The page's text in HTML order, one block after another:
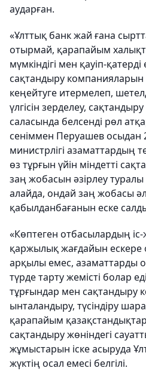
аударған.
«Ұлттық банк жай ғана
отырмай, қарапайым
мүмкіндігі мен қауіп-
сақтандыру компанияларын
кеңейтуге итермелеп,
үлгісін зерделеу,
саласында белсенді рөл
сеніммен Перуашев осыдан
министрлігі азаматтардың
өз тұрғын үйін міндетті
заң жобасын әзірлеу
алайда, ондай заң жобасы
қабылданбағанын еске
«Көптеген отбасылардың
қаржылық жағдайын
арқылы емес, азаматтарды
түрде тарту жемісті болар
тұрғындар мен сақтандыру
ынталандыру, түсіндіру
қарапайым
сақтандыру жөніндегі
жұмыстарын іске асыруда
жүктің осал емесі белгілі.